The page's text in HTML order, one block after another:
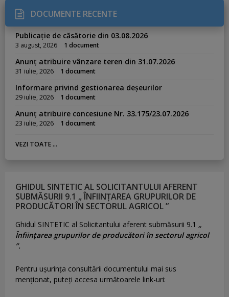
DOCUMENTE RECENTE
Publicație de căsătorie din 03.08.2026
3 august, 2026 1 document
Anunț atribuire vânzare teren din 31.07.2026
31 iulie, 2026 1 document
Informare privind gestionarea deșeurilor
29 iulie, 2026 1 document
Anunț atribuire concesiune Nr. 33.175/23.07.2026
23 iulie, 2026 1 document
VEZI TOATE ...
GHIDUL SINTETIC AL SOLICITANTULUI AFERENT
SUBMĂSURII 9.1 „ ÎNFIINȚAREA GRUPURILOR DE
PRODUCĂTORI ÎN SECTORUL AGRICOL ”
Ghidul SINTETIC al Solicitantului aferent submăsurii 9.1 „
Înființarea grupurilor de producători în sectorul agricol
”.
Pentru uşurinţa consultării documentului mai sus
menţionat, puteţi accesa următoarele link-uri: